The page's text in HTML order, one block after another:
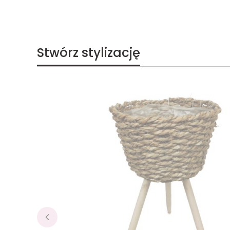
Stwórz stylizację